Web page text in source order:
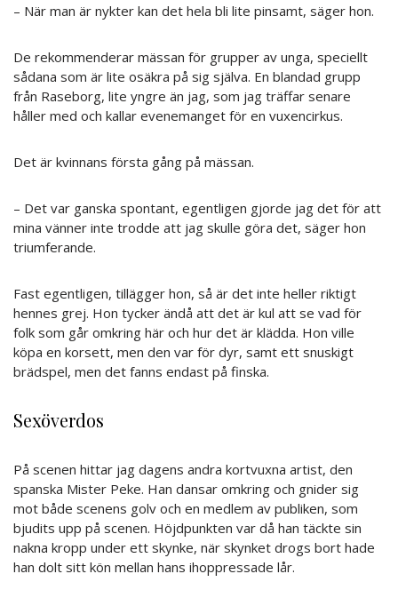
– När man är nykter kan det hela bli lite pinsamt, säger hon.
De rekommenderar mässan för grupper av unga, speciellt
sådana som är lite osäkra på sig själva. En blandad grupp
från Raseborg, lite yngre än jag, som jag träffar senare
håller med och kallar evenemanget för en vuxencirkus.
Det är kvinnans första gång på mässan.
– Det var ganska spontant, egentligen gjorde jag det för att
mina vänner inte trodde att jag skulle göra det, säger hon
triumferande.
Fast egentligen, tillägger hon, så är det inte heller riktigt
hennes grej. Hon tycker ändå att det är kul att se vad för
folk som går omkring här och hur det är klädda. Hon ville
köpa en korsett, men den var för dyr, samt ett snuskigt
brädspel, men det fanns endast på finska.
Sexöverdos
På scenen hittar jag dagens andra kortvuxna artist, den
spanska Mister Peke. Han dansar omkring och gnider sig
mot både scenens golv och en medlem av publiken, som
bjudits upp på scenen. Höjdpunkten var då han täckte sin
nakna kropp under ett skynke, när skynket drogs bort hade
han dolt sitt kön mellan hans ihoppressade lår.